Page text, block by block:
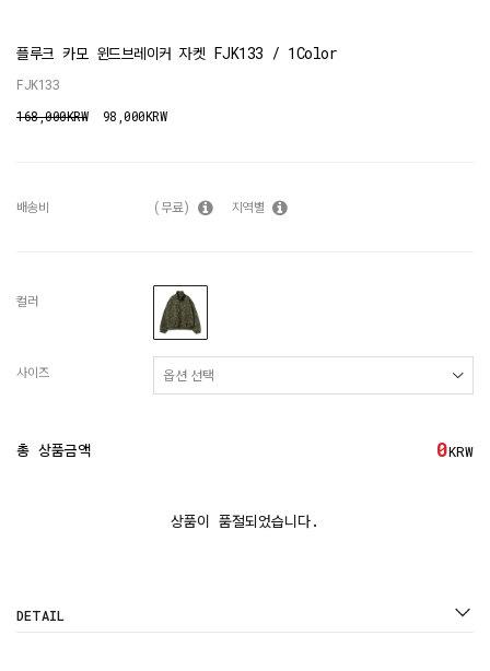
플루크 카모 윈드브레이커 자켓 FJK133 / 1Color
FJK133
168,000KRW
98,000KRW
배송비 (무료) 지역별
컬러
사이즈
총 상품금액 0KRW
상품이 품절되었습니다.
DETAIL